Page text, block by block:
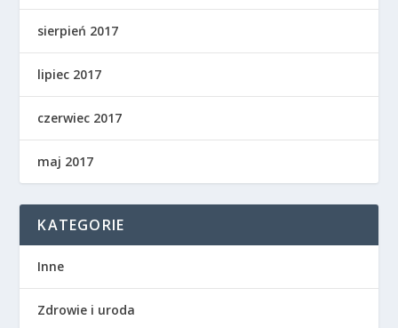
sierpień 2017
lipiec 2017
czerwiec 2017
maj 2017
KATEGORIE
Inne
Zdrowie i uroda